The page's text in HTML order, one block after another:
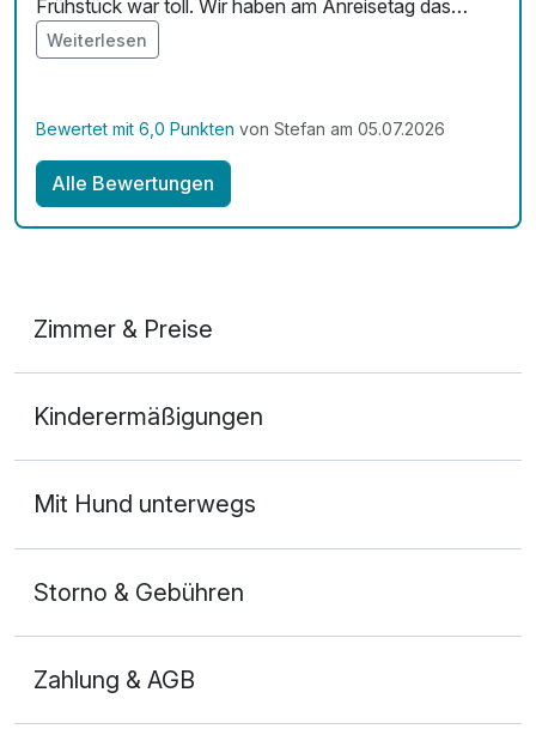
Frühstück war toll. Wir haben am Anreisetag das
Abendessen genutzt, es war sehr lecker. Sonst wären
wir auswärtig essen um mehr zu sehen/ erleben. Für
Weiterlesen
Bewertet mit 6,0 Punkten von Stefan am 05.07.2026
Alle Bewertungen
Zimmer & Preise
2 Erwachsene und 1 Kind
Kinderermäßigungen
Mit Hund unterwegs
Storno & Gebühren
Zahlung & AGB